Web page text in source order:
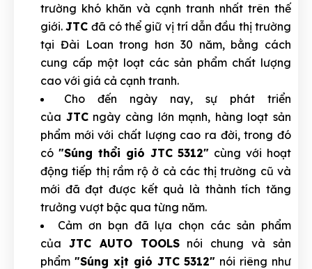
trường khó khăn và cạnh tranh nhất trên thế
giới.JTC đã có thể giữ vị trí dẫn đầu thị trường
tại Đài Loan trong hơn 30 năm, bằng cách
cung cấp một loạt các sản phẩm chất lượng
cao với giá cả cạnh tranh.
Cho đến ngày nay, sự phát triển
của JTCngày càng lớn mạnh, hàng loạt sản
phẩm mới với chất lượng cao ra đời, trong đó
có "Súng thổi gió JTC 5312" cùng với hoạt
động tiếp thị rầm rộ ở cả các thị trường cũ và
mới đã đạt được kết quả là thành tích tăng
trưởng vượt bậc qua từng năm.
Cảm ơn bạn đã lựa chọn các sản phẩm
của JTC AUTO TOOLSnói chung và sản
phẩm "Súng xịt gió JTC 5312" nói riêng như